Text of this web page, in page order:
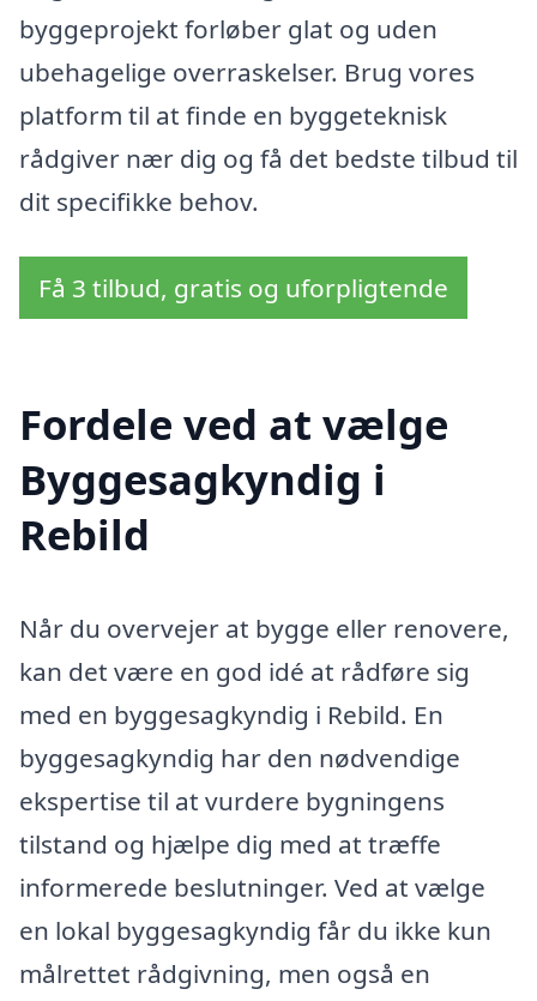
byggeprojekt forløber glat og uden
ubehagelige overraskelser. Brug vores
platform til at finde en byggeteknisk
rådgiver nær dig og få det bedste tilbud til
dit specifikke behov.
Få 3 tilbud, gratis og uforpligtende
Fordele ved at vælge
Byggesagkyndig i
Rebild
Når du overvejer at bygge eller renovere,
kan det være en god idé at rådføre sig
med en byggesagkyndig i Rebild. En
byggesagkyndig har den nødvendige
ekspertise til at vurdere bygningens
tilstand og hjælpe dig med at træffe
informerede beslutninger. Ved at vælge
en lokal byggesagkyndig får du ikke kun
målrettet rådgivning, men også en